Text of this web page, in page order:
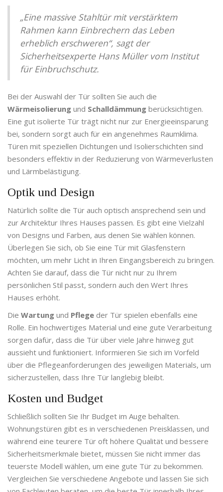
„Eine massive Stahltür mit verstärktem
Rahmen kann Einbrechern das Leben
erheblich erschweren“, sagt der
Sicherheitsexperte Hans Müller vom Institut
für Einbruchschutz.
Bei der Auswahl der Tür sollten Sie auch die
Wärmeisolierung und Schalldämmung berücksichtigen.
Eine gut isolierte Tür trägt nicht nur zur Energieeinsparung
bei, sondern sorgt auch für ein angenehmes Raumklima.
Türen mit speziellen Dichtungen und Isolierschichten sind
besonders effektiv in der Reduzierung von Wärmeverlusten
und Lärmbelästigung.
Optik und Design
Natürlich sollte die Tür auch optisch ansprechend sein und
zur Architektur Ihres Hauses passen. Es gibt eine Vielzahl
von Designs und Farben, aus denen Sie wählen können.
Überlegen Sie sich, ob Sie eine Tür mit Glasfenstern
möchten, um mehr Licht in Ihren Eingangsbereich zu bringen.
Achten Sie darauf, dass die Tür nicht nur zu Ihrem
persönlichen Stil passt, sondern auch den Wert Ihres
Hauses erhöht.
Die Wartung und Pflege der Tür spielen ebenfalls eine
Rolle. Ein hochwertiges Material und eine gute Verarbeitung
sorgen dafür, dass die Tür über viele Jahre hinweg gut
aussieht und funktioniert. Informieren Sie sich im Vorfeld
über die Pflegeanforderungen des jeweiligen Materials, um
sicherzustellen, dass Ihre Tür langlebig bleibt.
Kosten und Budget
Schließlich sollten Sie Ihr Budget im Auge behalten.
Wohnungstüren gibt es in verschiedenen Preisklassen, und
während eine teurere Tür oft höhere Qualität und bessere
Sicherheitsmerkmale bietet, müssen Sie nicht immer das
teuerste Modell wählen, um eine gute Tür zu bekommen.
Vergleichen Sie verschiedene Angebote und lassen Sie sich